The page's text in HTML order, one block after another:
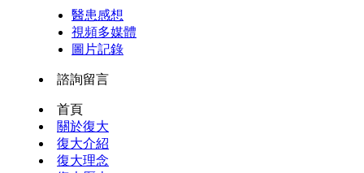
醫患感想
視頻多媒體
圖片記錄
諮詢留言
首頁
關於復大
復大介紹
復大理念